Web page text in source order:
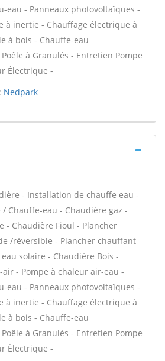
eau - Panneaux photovoltaïques -
à inertie - Chauffage électrique à
à bois - Chauffe-eau
à Granulés - Entretien Pompe
Électrique -
Nedpark
- Installation de chauffe eau -
Chauffe-eau - Chaudière gaz -
- Chaudière Fioul - Plancher
/réversible - Plancher chauffant
solaire - Chaudière Bois -
- Pompe à chaleur air-eau -
eau - Panneaux photovoltaïques -
à inertie - Chauffage électrique à
à bois - Chauffe-eau
à Granulés - Entretien Pompe
Électrique -